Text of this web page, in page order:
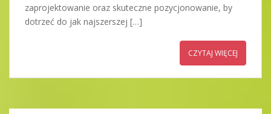
zaprojektowanie oraz skuteczne pozycjonowanie, by
dotrzeć do jak najszerszej […]
CZYTAJ WIĘCEJ